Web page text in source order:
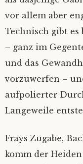
vor allem aber
Technisch gibt es
– ganz im
und das
vorzuwerfen –
aufpolierter
Langeweile
Frays Zugabe,
komm der